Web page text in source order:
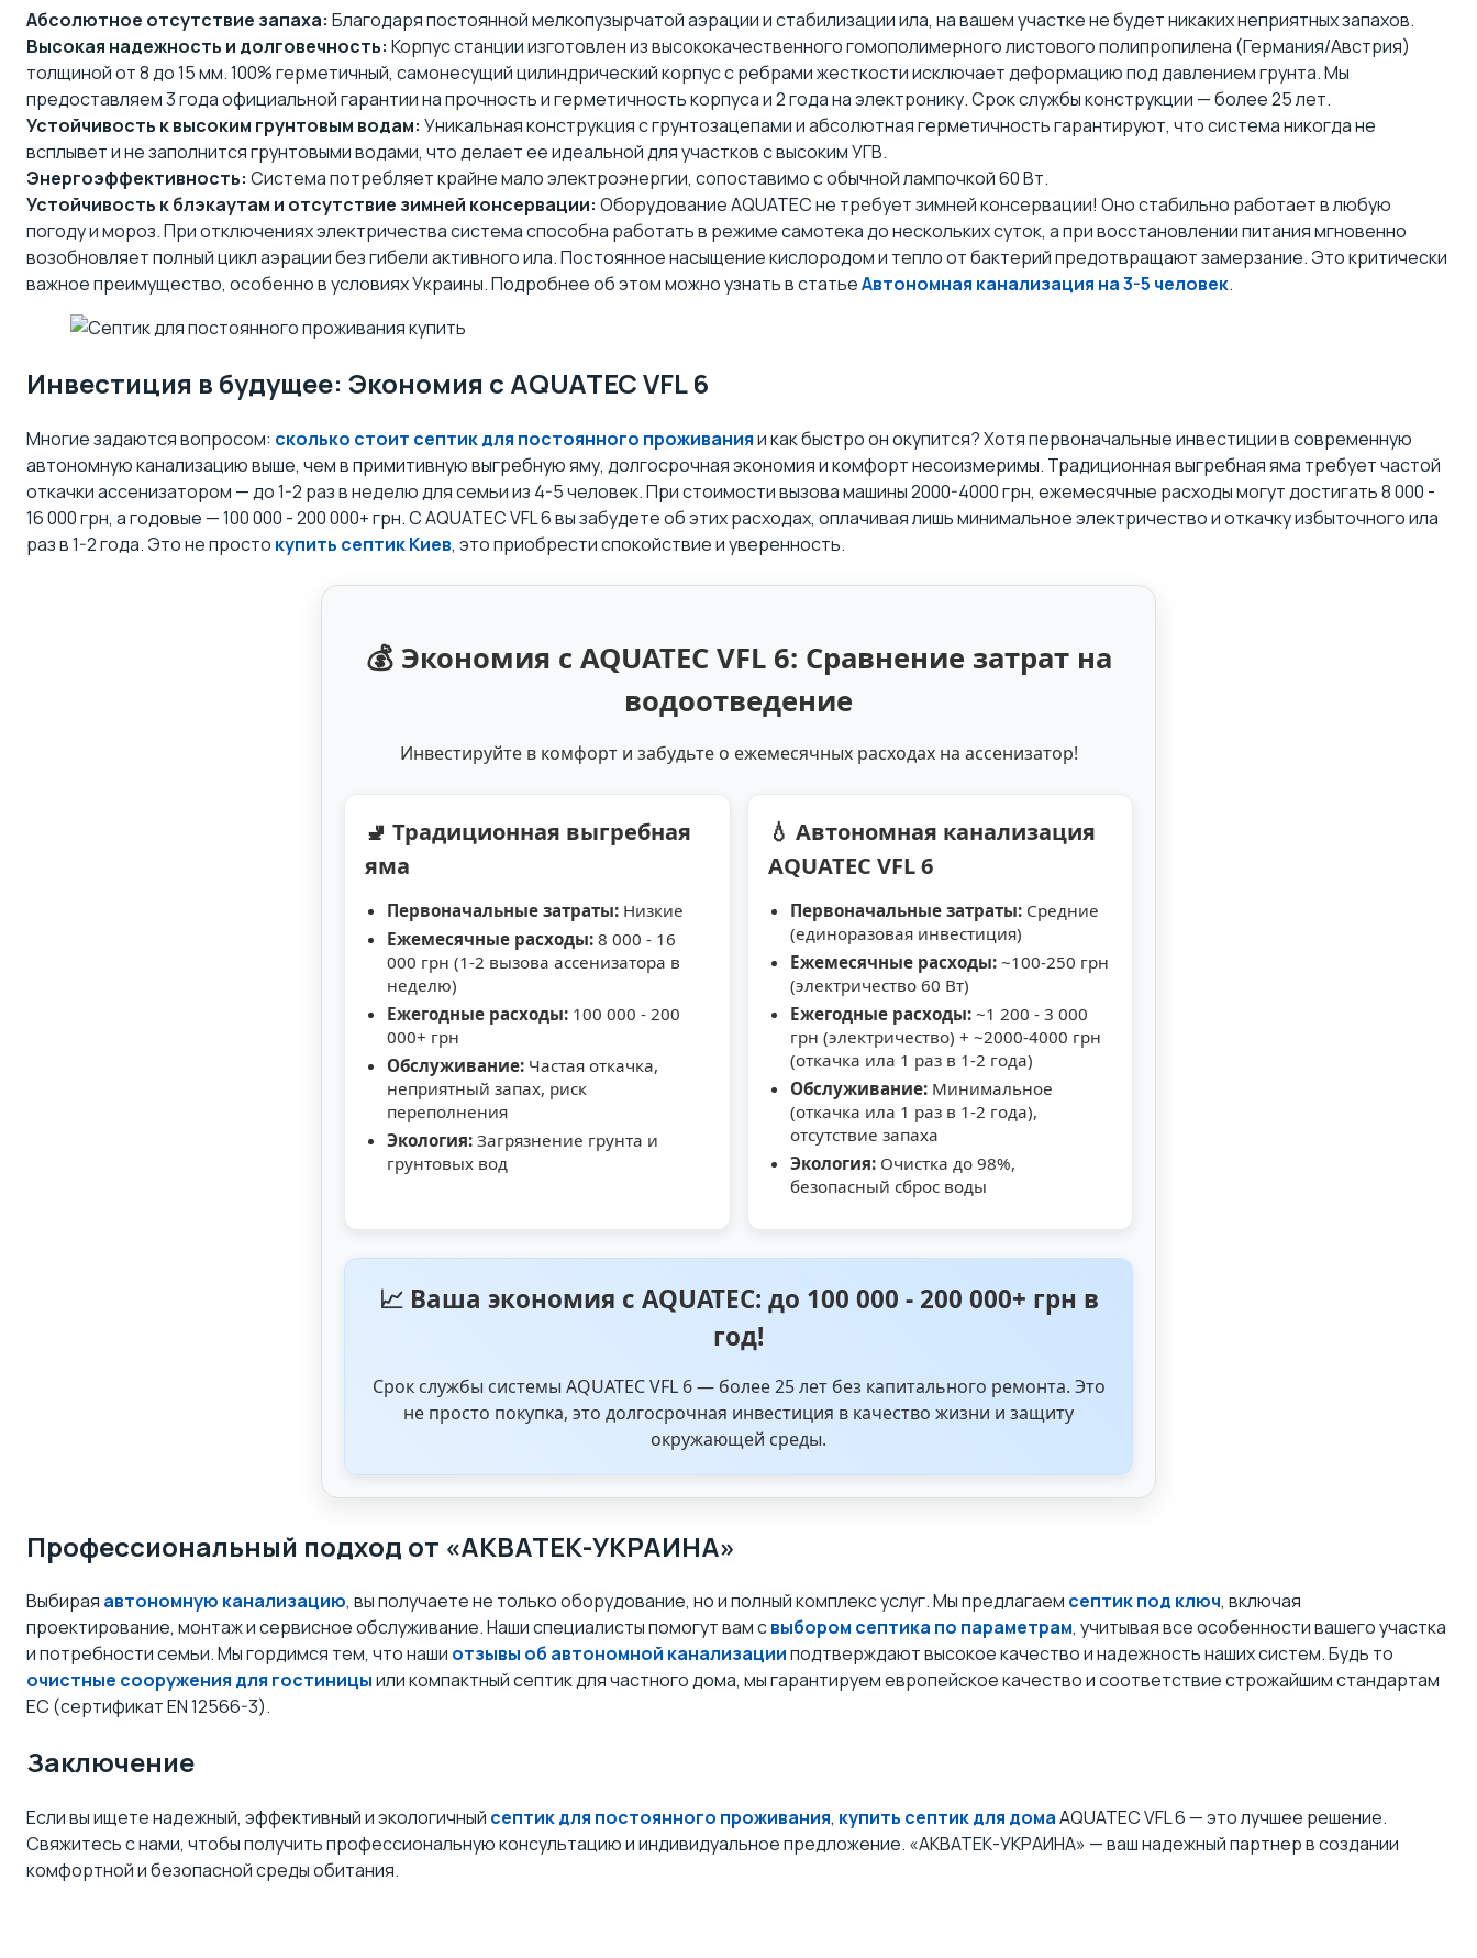
Абсолютное отсутствие запаха: Благодаря постоянной мелкопузырчатой аэрации и стабилизации ила, на вашем участке не будет никаких неприятных запахов.
Высокая надежность и долговечность: Корпус станции изготовлен из высококачественного гомополимерного листового полипропилена (Германия/Австрия)
толщиной от 8 до 15 мм. 100% герметичный, самонесущий цилиндрический корпус с ребрами жесткости исключает деформацию под давлением грунта. Мы
предоставляем 3 года официальной гарантии на прочность и герметичность корпуса и 2 года на электронику. Срок службы конструкции — более 25 лет.
Устойчивость к высоким грунтовым водам: Уникальная конструкция с грунтозацепами и абсолютная герметичность гарантируют, что система никогда не
всплывет и не заполнится грунтовыми водами, что делает ее идеальной для участков с высоким УГВ.
Энергоэффективность: Система потребляет крайне мало электроэнергии, сопоставимо с обычной лампочкой 60 Вт.
Устойчивость к блэкаутам и отсутствие зимней консервации: Оборудование AQUATEC не требует зимней консервации! Оно стабильно работает в любую
погоду и мороз. При отключениях электричества система способна работать в режиме самотека до нескольких суток, а при восстановлении питания мгновенно
возобновляет полный цикл аэрации без гибели активного ила. Постоянное насыщение кислородом и тепло от бактерий предотвращают замерзание. Это критически
важное преимущество, особенно в условиях Украины. Подробнее об этом можно узнать в статьеАвтономная канализация на 3-5 человек.
Инвестиция в будущее: Экономия с AQUATEC VFL 6
Многие задаются вопросом: сколько стоит септик для постоянного проживанияи как быстро он окупится? Хотя первоначальные инвестиции в современную
автономную канализацию выше, чем в примитивную выгребную яму, долгосрочная экономия и комфорт несоизмеримы. Традиционная выгребная яма требует частой
откачки ассенизатором — до 1-2 раз в неделю для семьи из 4-5 человек. При стоимости вызова машины 2000-4000 грн, ежемесячные расходы могут достигать 8 000 -
16 000 грн, а годовые — 100 000 - 200 000+ грн. С AQUATEC VFL 6 вы забудете об этих расходах, оплачивая лишь минимальное электричество и откачку избыточного ила
раз в 1-2 года. Это не просто купить септик Киев, это приобрести спокойствие и уверенность.
💰 Экономия с AQUATEC VFL 6: Сравнение затрат на
водоотведение
Инвестируйте в комфорт и забудьте о ежемесячных расходах на ассенизатор!
🚽 Традиционная выгребная
яма
Первоначальные затраты: Низкие
Ежемесячные расходы: 8 000 - 16
000 грн (1-2 вызова ассенизатора в
неделю)
Ежегодные расходы: 100 000 - 200
000+ грн
Обслуживание: Частая откачка,
неприятный запах, риск
переполнения
Экология: Загрязнение грунта и
грунтовых вод
💧 Автономная канализация
AQUATEC VFL 6
Первоначальные затраты:Средние
(единоразовая инвестиция)
Ежемесячные расходы:~100-250 грн
(электричество 60 Вт)
Ежегодные расходы:~1 200 - 3 000
грн (электричество) + ~2000-4000 грн
(откачка ила 1 раз в 1-2 года)
Обслуживание:Минимальное
(откачка ила 1 раз в 1-2 года),
отсутствие запаха
Экология:Очистка до 98%,
безопасный сброс воды
📈 Ваша экономия с AQUATEC: до 100 000 - 200 000+ грн в
год!
Срок службы системы AQUATEC VFL 6 — более 25 лет без капитального ремонта. Это
не просто покупка, это долгосрочная инвестиция в качество жизни и защиту
окружающей среды.
Профессиональный подход от «АКВАТЕК-УКРАИНА»
Выбирая автономную канализацию, вы получаете не только оборудование, но и полный комплекс услуг. Мы предлагаем септик под ключ, включая
проектирование, монтаж и сервисное обслуживание. Наши специалисты помогут вам свыбором септика по параметрам, учитывая все особенности вашего участка
и потребности семьи. Мы гордимся тем, что наши отзывы об автономной канализацииподтверждают высокое качество и надежность наших систем. Будь то
очистные сооружения для гостиницыили компактный септик для частного дома, мы гарантируем европейское качество и соответствие строжайшим стандартам
ЕС (сертификат EN 12566-3).
Заключение
Если вы ищете надежный, эффективный и экологичный септик для постоянного проживания, купить септик для домаAQUATEC VFL 6 — это лучшее решение.
Свяжитесь с нами, чтобы получить профессиональную консультацию и индивидуальное предложение. «АКВАТЕК-УКРАИНА» — ваш надежный партнер в создании
комфортной и безопасной среды обитания.